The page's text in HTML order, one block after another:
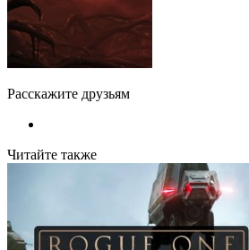
Расскажите друзьям
Читайте также